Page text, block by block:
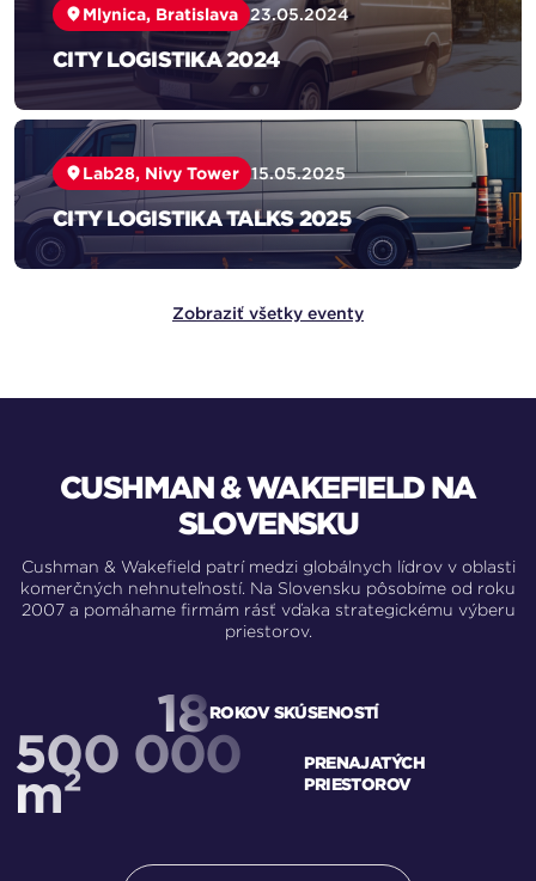
Mlynica, Bratislava 23.05.2024
CITY LOGISTIKA 2024
Lab28, Nivy Tower 15.05.2025
CITY LOGISTIKA TALKS 2025
Zobraziť všetky eventy
CUSHMAN & WAKEFIELD NA
SLOVENSKU
Cushman & Wakefield patrí medzi globálnych lídrov v oblasti
komerčných nehnuteľností. Na Slovensku pôsobíme od roku
2007 a pomáhame firmám rásť vďaka strategickému výberu
priestorov.
18ROKOV SKÚSENOSTÍ
500 000
m²
PRENAJATÝCH
PRIESTOROV